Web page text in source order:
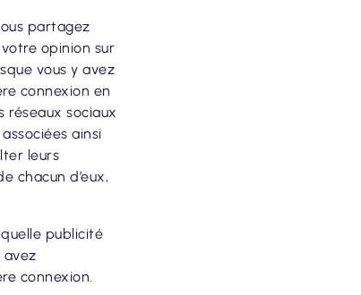
partagez
opinion sur
vous y avez
connexion en
réseaux sociaux
ainsi
leurs
chacun d’eux,
publicité
avez
connexion.